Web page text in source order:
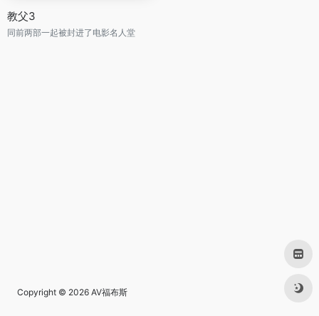
教父3
同前两部一起被封进了电影名人堂
Copyright © 2026 AV福布斯